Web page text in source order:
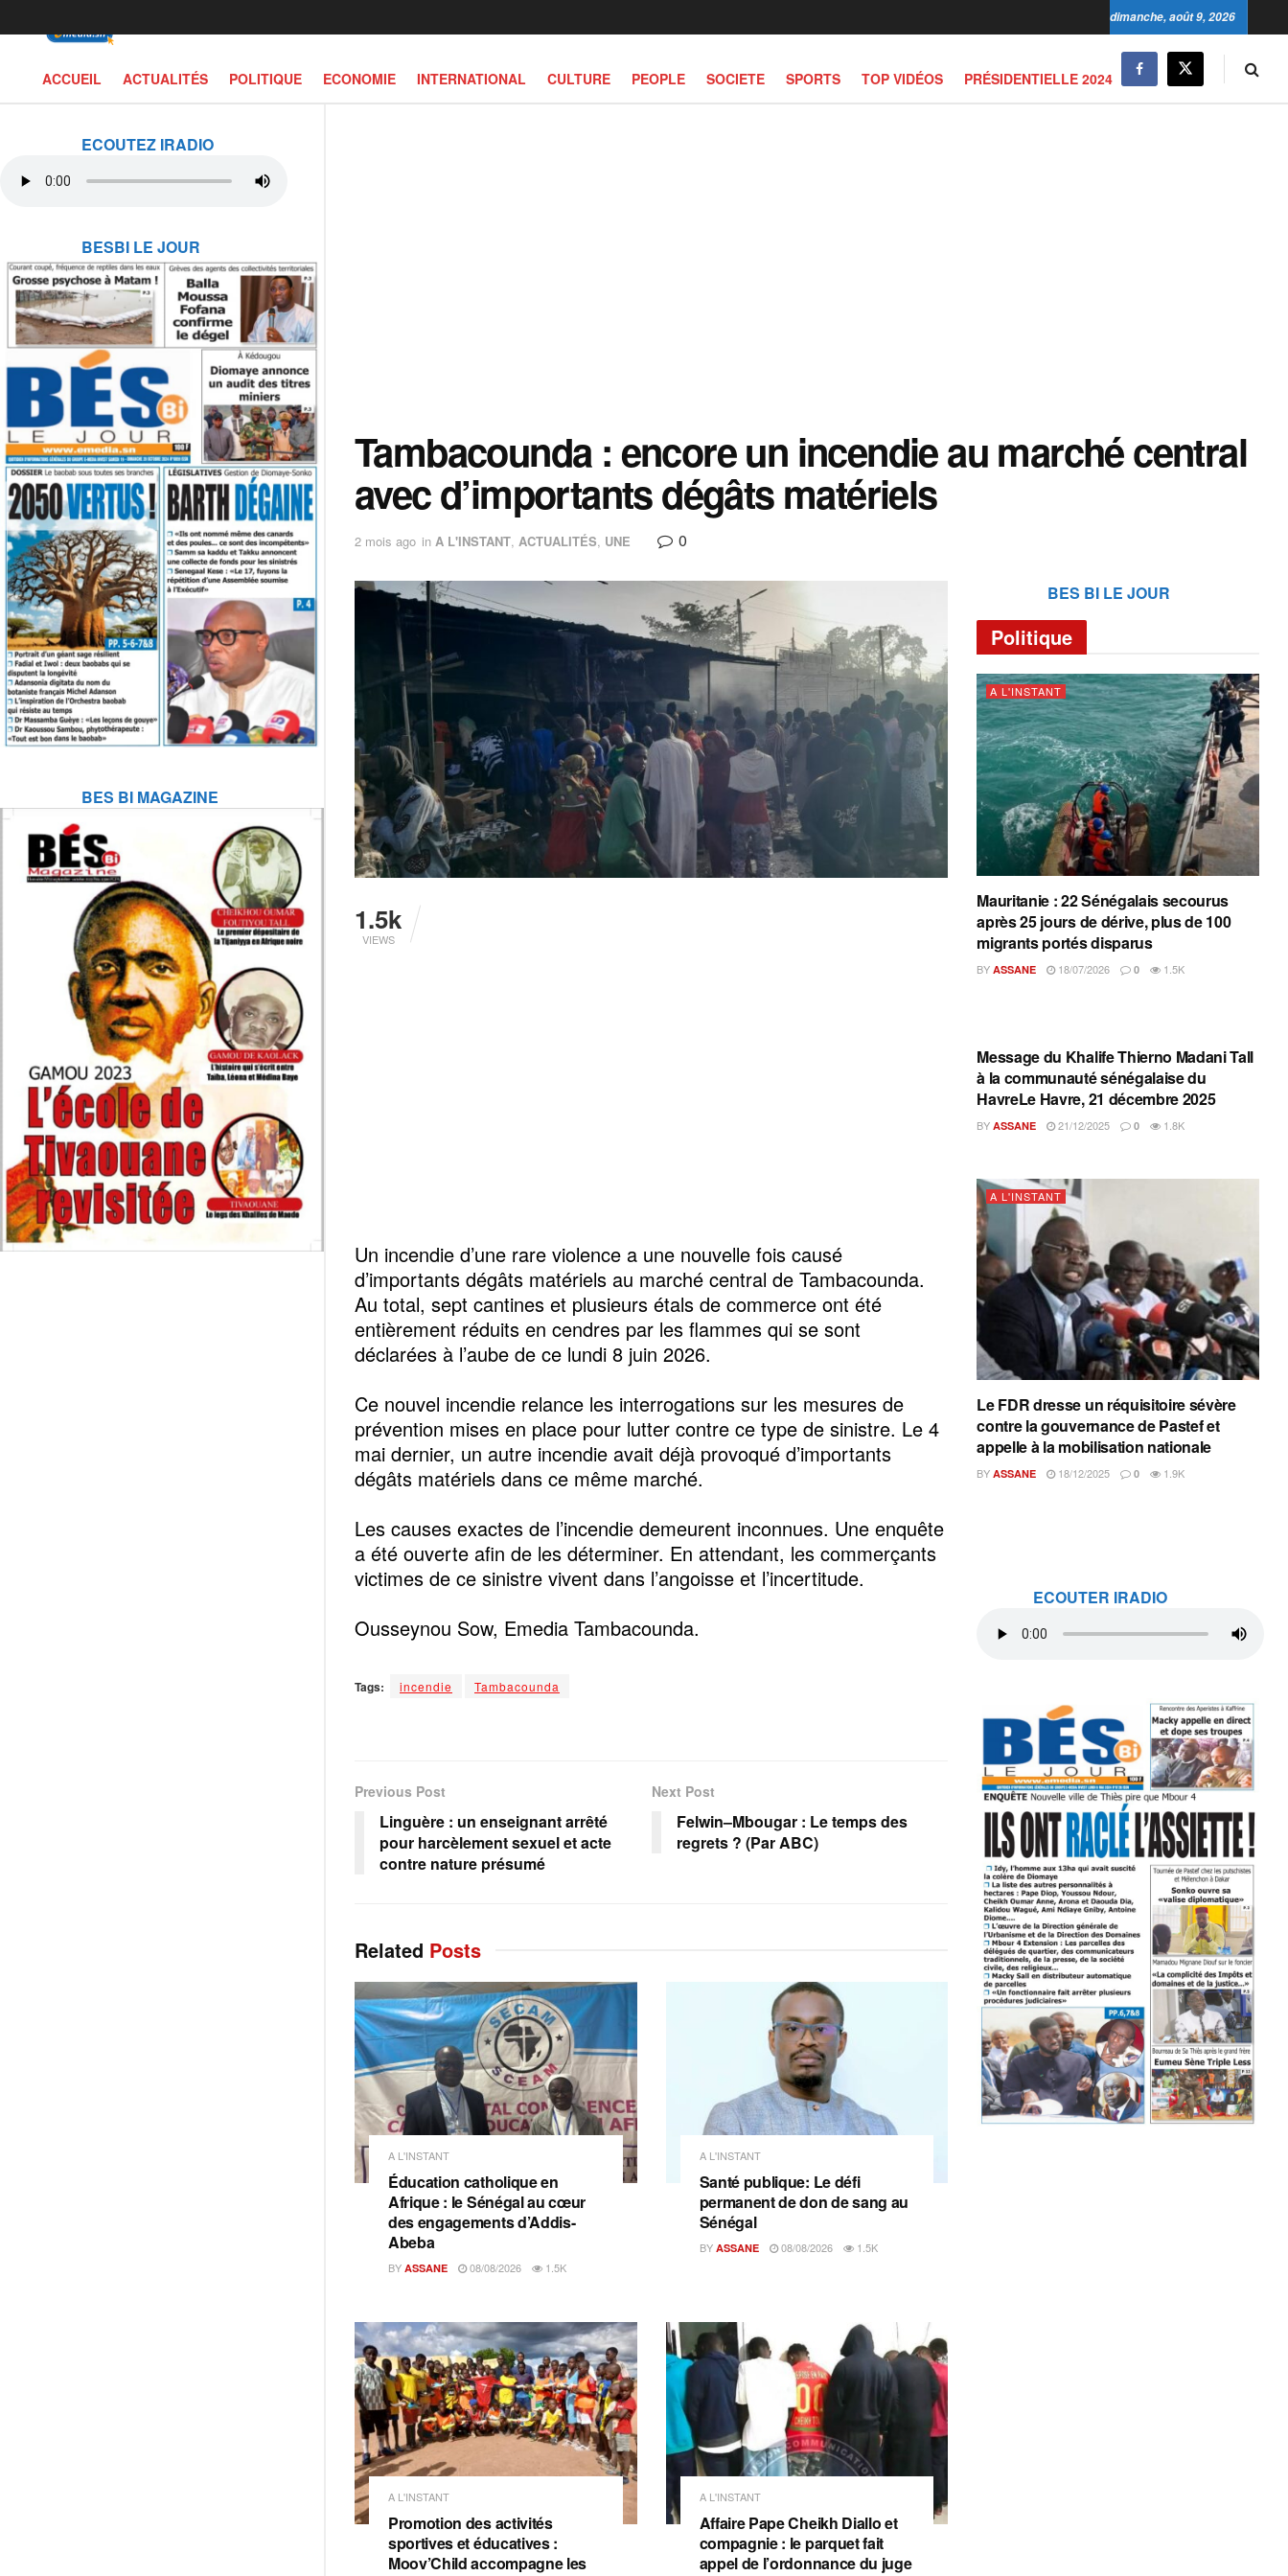
ECOUTEZ IRADIO
BESBI LE JOUR
BES BI MAGAZINE
dimanche, août 9, 2026
ACCUEIL ACTUALITÉS POLITIQUE ECONOMIE INTERNATIONAL CULTURE PEOPLE SOCIETE SPORTS TOP VIDÉOS PRÉSIDENTIELLE 2024
Tambacounda : encore un incendie au marché central
avec d’importants dégâts matériels
2 mois ago in A L'INSTANT, ACTUALITÉS, UNE 0
1.5k
VIEWS
Un incendie d’une rare violence a une nouvelle fois causé
d’importants dégâts matériels au marché central de Tambacounda.
Au total, sept cantines et plusieurs étals de commerce ont été
entièrement réduits en cendres par les flammes qui se sont
déclarées à l’aube de ce lundi 8 juin 2026.
Ce nouvel incendie relance les interrogations sur les mesures de
prévention mises en place pour lutter contre ce type de sinistre. Le 4
mai dernier, un autre incendie avait déjà provoqué d’importants
dégâts matériels dans ce même marché.
Les causes exactes de l’incendie demeurent inconnues. Une enquête
a été ouverte afin de les déterminer. En attendant, les commerçants
victimes de ce sinistre vivent dans l’angoisse et l’incertitude.
Ousseynou Sow, Emedia Tambacounda.
Tags: incendie Tambacounda
Previous Post
Linguère : un enseignant arrêté
pour harcèlement sexuel et acte
contre nature présumé
Next Post
Felwin–Mbougar : Le temps des
regrets ? (Par ABC)
Related Posts
A L'INSTANT
Éducation catholique en
Afrique : le Sénégal au cœur
des engagements d’Addis-
Abeba
BY ASSANE 08/08/2026 1.5K
A L'INSTANT
Santé publique: Le défi
permanent de don de sang au
Sénégal
BY ASSANE 08/08/2026 1.5K
A L'INSTANT
Promotion des activités
sportives et éducatives :
Moov’Child accompagne les
A L'INSTANT
Affaire Pape Cheikh Diallo et
compagnie : le parquet fait
appel de l’ordonnance du juge
BES BI LE JOUR
Politique
A L'INSTANT
Mauritanie : 22 Sénégalais secourus
après 25 jours de dérive, plus de 100
migrants portés disparus
BY ASSANE 18/07/2026 0 1.5K
A L'INSTANT
Message du Khalife Thierno Madani Tall
à la communauté sénégalaise du
HavreLe Havre, 21 décembre 2025
BY ASSANE 21/12/2025 0 1.8K
A L'INSTANT
Le FDR dresse un réquisitoire sévère
contre la gouvernance de Pastef et
appelle à la mobilisation nationale
BY ASSANE 18/12/2025 0 1.9K
ECOUTER IRADIO